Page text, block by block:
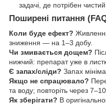
задачі, де потрібен
Поширені питання
Коли буде ефект?
зниження — на 1–3 добу.
Чи змивається дощем?
нижчий: препарат уже в
Є запах/сліди? Запах
Якщо не спрацювало?
та воду; повторіть через
Як зберігати? В